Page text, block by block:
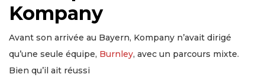
Kompany
Avant son arrivée au Bayern, Kompany n’avait dirigé
qu’une seule équipe, Burnley, avec un parcours mixte.
Bien qu’il ait réussi